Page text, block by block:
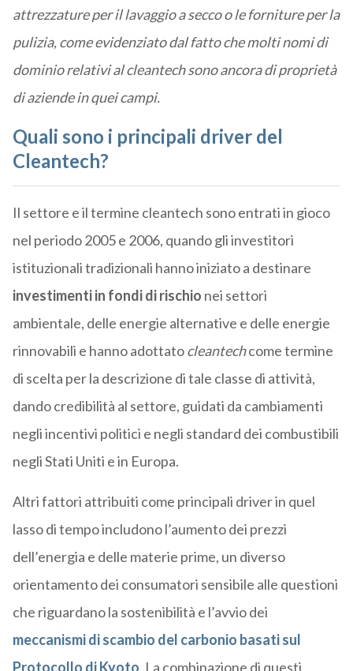
attrezzature per il lavaggio a secco o le forniture per la
pulizia, come evidenziato dal fatto che molti nomi di
dominio relativi al cleantech sono ancora di proprietà
di aziende in quei campi.
Quali sono i principali driver del
Cleantech?
Il settore e il termine cleantech sono entrati in gioco
nel periodo 2005 e 2006, quando gli investitori
istituzionali tradizionali hanno iniziato a destinare
investimenti in fondi di rischio nei settori
ambientale, delle energie alternative e delle energie
rinnovabili e hanno adottatocleantechcome termine
di scelta per la descrizione di tale classe di attività,
dando credibilità al settore, guidati da cambiamenti
negli incentivi politici e negli standard dei combustibili
negli Stati Uniti e in Europa.
Altri fattori attribuiti come principali driver in quel
lasso di tempo includono l’aumento dei prezzi
dell’energia e delle materie prime, un diverso
orientamento dei consumatori sensibile alle questioni
che riguardano la sostenibilità e l’avvio dei
meccanismi di scambio del carbonio basati sul
Protocollo di Kyoto. La combinazione di questi